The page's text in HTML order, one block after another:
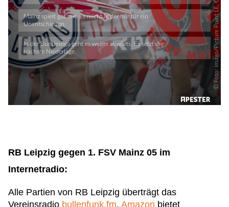
RB Leipzig gegen 1. FSV Mainz 05 im
Internetradio:
Alle Partien von RB Leipzig überträgt das
Vereinsradio bullenfunk.fm, Amazon bietet